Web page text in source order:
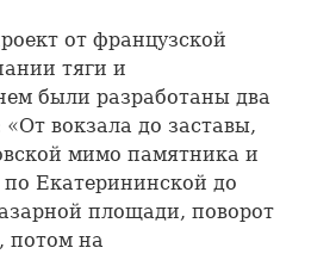
от французской
тяги и
были разработаны два
вокзала до заставы,
мимо памятника и
Екатерининской до
площади, поворот
потом на